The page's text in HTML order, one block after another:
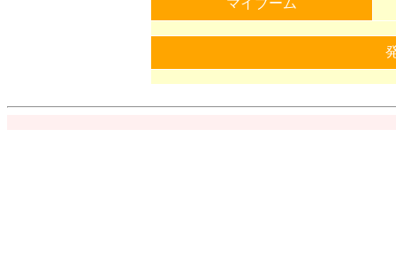
マイブーム